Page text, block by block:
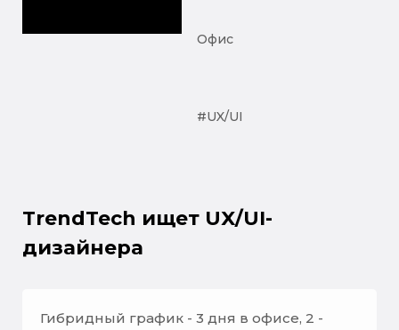
Офис
#UX/UI
TrendTech ищет UX/UI-
дизайнера
Гибридный график - 3 дня в офисе, 2 -